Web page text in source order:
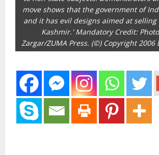
move shows that the government of
and it has evil designs aimed at
Kashmir.' Mandatory Credit:
Zargar/ZUMA Press. (©) Copyright 2006